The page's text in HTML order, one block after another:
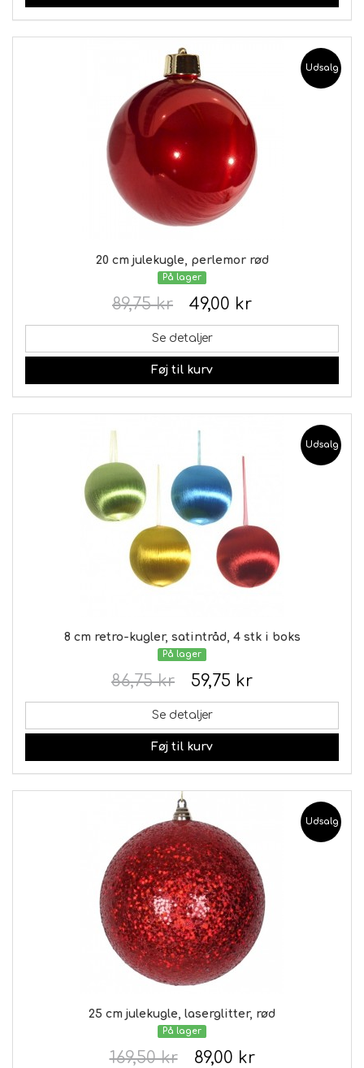
Udsalg
20 cm julekugle, perlemor rød
På lager
49,00 kr
89,75 kr
Se detaljer
Føj til kurv
Udsalg
8 cm retro-kugler, satintråd, 4 stk i boks
På lager
59,75 kr
86,75 kr
Se detaljer
Føj til kurv
Udsalg
25 cm julekugle, laserglitter, rød
På lager
89,00 kr
169,50 kr